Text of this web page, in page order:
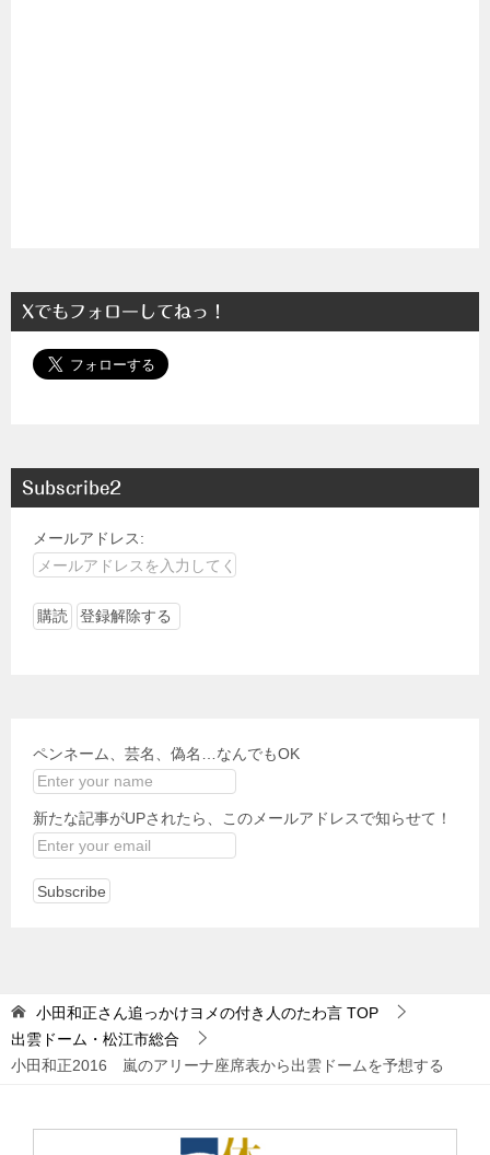
Xでもフォローしてねっ！
Subscribe2
メールアドレス:
ペンネーム、芸名、偽名…なんでもOK
新たな記事がUPされたら、このメールアドレスで知らせて！
小田和正さん追っかけヨメの付き人のたわ言 TOP
出雲ドーム・松江市総合
小田和正2016 嵐のアリーナ座席表から出雲ドームを予想する